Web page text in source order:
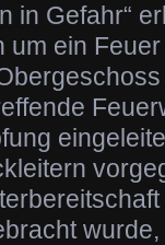
in Gefahr“
ein